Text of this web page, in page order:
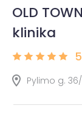
OLD
klinika
Pylimo g.